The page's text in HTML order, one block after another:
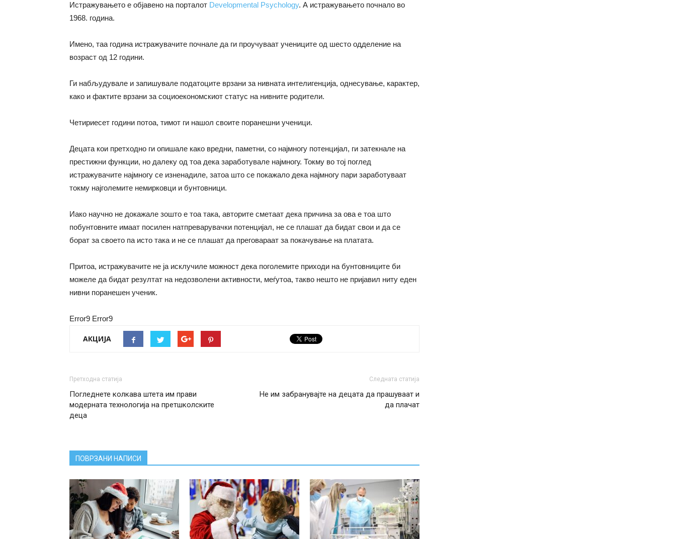
Истражувањето е објавено на порталот Developmental Psychology. А истражувањето почнало во
1968. година.
Имено, таа година истражувачите почнале да ги проучуваат учениците од шесто одделение на
возраст од 12 години.
Ги набљудувале и запишувале податоците врзани за нивната интелигенција, однесување, карактер,
како и фактите врзани за социоекономскиот статус на нивните родители.
Четириесет години потоа, тимот ги нашол своите поранешни ученици.
Децата кои претходно ги опишале како вредни, паметни, со најмногу потенцијал, ги затекнале на
престижни функции, но далеку од тоа дека заработувале најмногу. Токму во тој поглед
истражувачите најмногу се изненадиле, затоа што се покажало дека најмногу пари заработуваат
токму најголемите немирковци и бунтовници.
Иако научно не докажале зошто е тоа така, авторите сметаат дека причина за ова е тоа што
побунтовните имаат посилен натпреварувачки потенцијал, не се плашат да бидат свои и да се
борат за своето па исто така и не се плашат да преговараат за покачување на платата.
Притоа, истражувачите не ја исклучиле можност дека поголемите приходи на бунтовниците би
можеле да бидат резултат на недозволени активности, меѓутоа, такво нешто не пријавил ниту еден
нивни поранешен ученик.
Error9 Error9
АКЦИЈА
Претходна статија
Погледнете колкава штета им прави
модерната технологија на претшколските
деца
Следната статија
Не им забранувајте на децата да прашуваат и
да плачат
ПОВРЗАНИ НАПИСИ